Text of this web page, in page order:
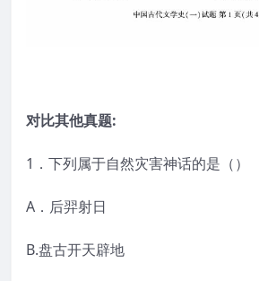
对比其他真题:
1．下列属于自然灾害神话的是（）
A．后羿射日
B.盘古开天辟地